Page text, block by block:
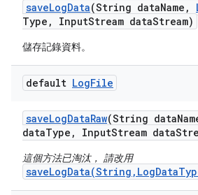
saveLogData(String dataName ,
Type , InputStream dataStream)
儲存記錄資料。
default LogFile
saveLogDataRaw(String data
dataType , InputStream data
這個方法已淘汰， 請改用